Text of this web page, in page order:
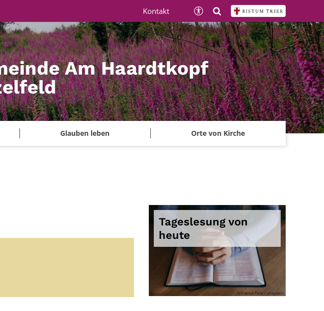
Am Haardtkopf
Glauben leben Orte von Kirche
Kontakt
Tageslesung von
heute
© Patrick Fore / unsplash